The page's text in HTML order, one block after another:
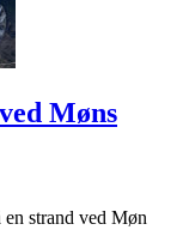
Møns
strand ved Møn